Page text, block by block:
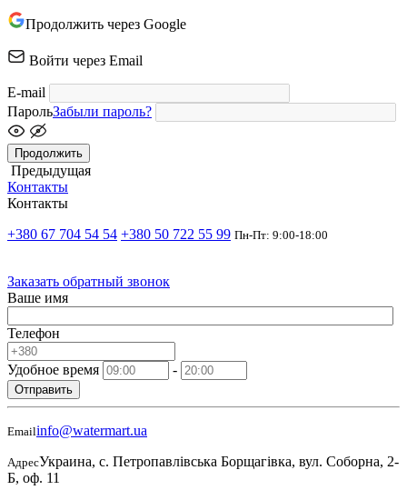
Продолжить через Google
Войти через Email
E-mail
ПарольЗабыли пароль?
Продолжить
Предыдущая
Контакты
Контакты
+380 67 704 54 54 +380 50 722 55 99 Пн-Пт: 9:00-18:00
Заказать обратный звонок
Ваше имя
Телефон
Удобное время -
Отправить
Emailinfo@watermart.ua
АдресУкраина, с. Петропавлівська Борщагівка, вул. Соборна, 2-
Б, оф. 11